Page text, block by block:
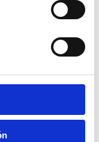
esta
tu negocio.
o
datos y